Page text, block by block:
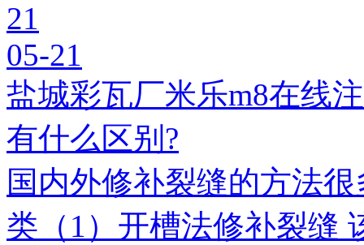
21
05-21
盐城彩瓦厂米乐m8在线
有什么区别?
国内外修补裂缝的方法
类（1）开槽法修补裂缝